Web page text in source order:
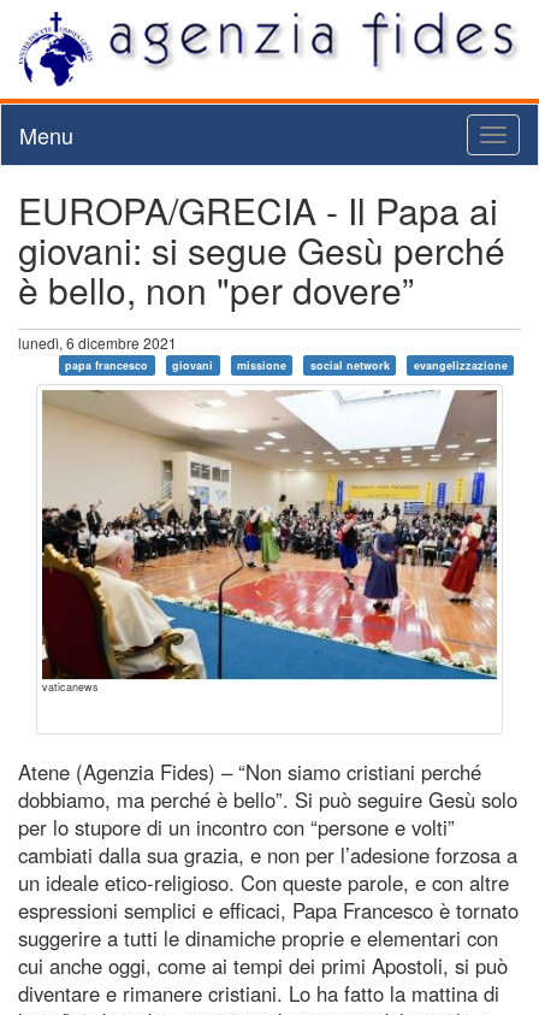
Menu
EUROPA/GRECIA - Il Papa ai
giovani: si segue Gesù perché
è bello, non "per dovere”
lunedì, 6 dicembre 2021
papa francesco giovani missione social network evangelizzazione
vaticanews
Atene (Agenzia Fides) – “Non siamo cristiani perché
dobbiamo, ma perché è bello”. Si può seguire Gesù solo
per lo stupore di un incontro con “persone e volti”
cambiati dalla sua grazia, e non per l’adesione forzosa a
un ideale etico-religioso. Con queste parole, e con altre
espressioni semplici e efficaci, Papa Francesco è tornato
suggerire a tutti le dinamiche proprie e elementari con
cui anche oggi, come ai tempi dei primi Apostoli, si può
diventare e rimanere cristiani. Lo ha fatto la mattina di